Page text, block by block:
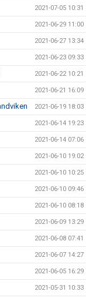
2021-07-05 10:31
2021-06-29 11:00
2021-06-27 13:34
2021-06-23 09:33
2021-06-22 10:21
2021-06-21 16:09
2021-06-19 18:03
2021-06-14 19:23
2021-06-14 07:06
2021-06-10 19:02
2021-06-10 10:25
2021-06-10 09:46
2021-06-10 08:18
2021-06-09 13:29
2021-06-08 07:41
2021-06-07 14:27
2021-06-05 16:29
2021-05-31 10:33